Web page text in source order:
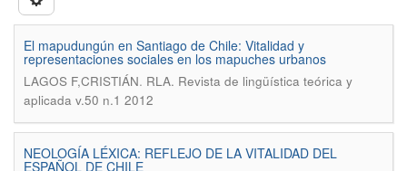
El mapudungún en Santiago de Chile: Vitalidad y
representaciones sociales en los mapuches urbanos
LAGOS F,CRISTIÁN. RLA. Revista de lingüística teórica y
aplicada v.50 n.1 2012
NEOLOGÍA LÉXICA: REFLEJO DE LA VITALIDAD DEL
ESPAÑOL DE CHILE